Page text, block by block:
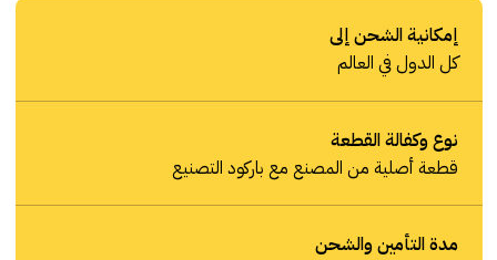
إمكانية الشحن إلى
كل الدول في العالم
نوع وكفالة القطعة
قطعة أصلية من المصنع مع باركود التصنيع
مدة التأمين والشحن